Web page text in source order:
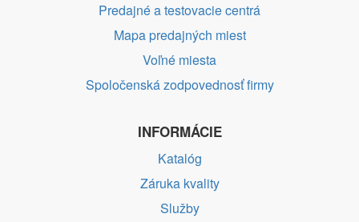
Predajné a testovacie centrá
Mapa predajných miest
Voľné miesta
Spoločenská zodpovednosť firmy
INFORMÁCIE
Katalóg
Záruka kvality
Služby